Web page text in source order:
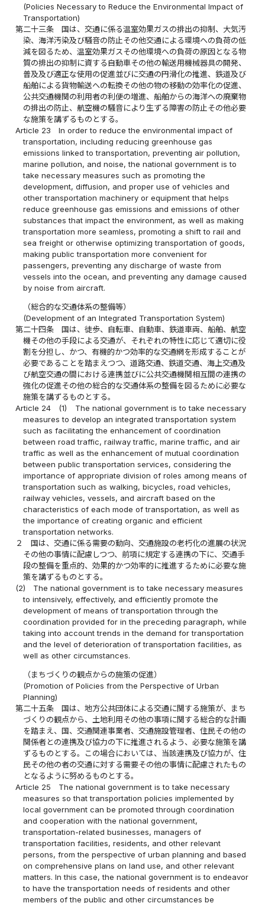
(Policies Necessary to Reduce the Environmental Impact of
Transportation)
第二十三条
国は、交通に係る温室効果ガスの排出の抑制、大気汚
染、海洋汚染及び騒音の防止その他交通による環境への負荷の低
減を図るため、温室効果ガスその他環境への負荷の原因となる物
質の排出の抑制に資する自動車その他の輸送用機械器具の開発、
普及及び適正な使用の促進並びに交通の円滑化の推進、鉄道及び
船舶による貨物輸送への転換その他の物の移動の効率化の促進、
公共交通機関の利用者の利便の増進、船舶からの海洋への廃棄物
の排出の防止、航空機の騒音により生ずる障害の防止その他必要
な施策を講ずるものとする。
Article 23
In order to reduce the environmental impact of
transportation, including reducing greenhouse gas
emissions linked to transportation, preventing air pollution,
marine pollution, and noise, the national government is to
take necessary measures such as promoting the
development, diffusion, and proper use of vehicles and
other transportation machinery or equipment that helps
reduce greenhouse gas emissions and emissions of other
substances that impact the environment, as well as making
transportation more seamless, promoting a shift to rail and
sea freight or otherwise optimizing transportation of goods,
making public transportation more convenient for
passengers, preventing any discharge of waste from
vessels into the ocean, and preventing any damage caused
by noise from aircraft.
（総合的な交通体系の整備等）
(Development of an Integrated Transportation System)
第二十四条
国は、徒歩、自転車、自動車、鉄道車両、船舶、航空
機その他の手段による交通が、それぞれの特性に応じて適切に役
割を分担し、かつ、有機的かつ効率的な交通網を形成することが
必要であることを踏まえつつ、道路交通、鉄道交通、海上交通及
び航空交通の間における連携並びに公共交通機関相互間の連携の
強化の促進その他の総合的な交通体系の整備を図るために必要な
施策を講ずるものとする。
Article 24
(1)
The national government is to take necessary
measures to develop an integrated transportation system
such as facilitating the enhancement of coordination
between road traffic, railway traffic, marine traffic, and air
traffic as well as the enhancement of mutual coordination
between public transportation services, considering the
importance of appropriate division of roles among means of
transportation such as walking, bicycles, road vehicles,
railway vehicles, vessels, and aircraft based on the
characteristics of each mode of transportation, as well as
the importance of creating organic and efficient
transportation networks.
２
国は、交通に係る需要の動向、交通施設の老朽化の進展の状況
その他の事情に配慮しつつ、前項に規定する連携の下に、交通手
段の整備を重点的、効果的かつ効率的に推進するために必要な施
策を講ずるものとする。
(2)
The national government is to take necessary measures
to intensively, effectively, and efficiently promote the
development of means of transportation through the
coordination provided for in the preceding paragraph, while
taking into account trends in the demand for transportation
and the level of deterioration of transportation facilities, as
well as other circumstances.
（まちづくりの観点からの施策の促進）
(Promotion of Policies from the Perspective of Urban
Planning)
第二十五条
国は、地方公共団体による交通に関する施策が、まち
づくりの観点から、土地利用その他の事項に関する総合的な計画
を踏まえ、国、交通関連事業者、交通施設管理者、住民その他の
関係者との連携及び協力の下に推進されるよう、必要な施策を講
ずるものとする。この場合においては、当該連携及び協力が、住
民その他の者の交通に対する需要その他の事情に配慮されたもの
となるように努めるものとする。
Article 25
The national government is to take necessary
measures so that transportation policies implemented by
local government can be promoted through coordination
and cooperation with the national government,
transportation-related businesses, managers of
transportation facilities, residents, and other relevant
persons, from the perspective of urban planning and based
on comprehensive plans on land use, and other relevant
matters. In this case, the national government is to endeavor
to have the transportation needs of residents and other
members of the public and other circumstances be